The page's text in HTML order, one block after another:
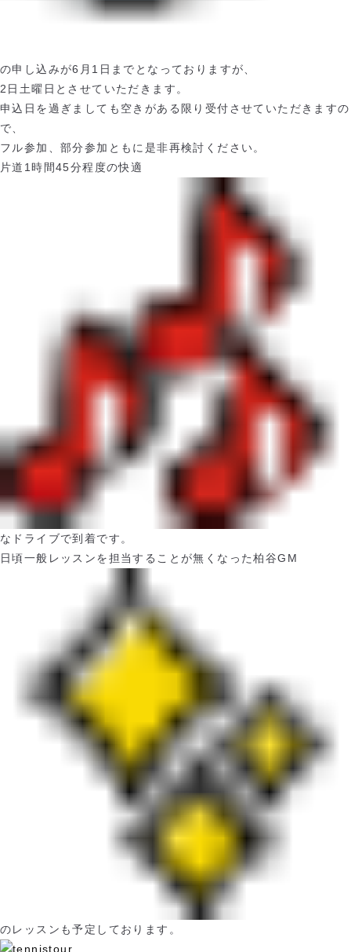
の申し込みが6 月 1 日までとなっておりますが、
2 日土曜日とさせていただきます。
申込日を過ぎましても空きがある限り受付させていただきますの
で、
フル参加、部分参加ともに是非再検討ください。
片道 1時間45分程度の快適
なドライブで到着です。
日頃一般レッスンを担当することが無くなった柏谷GM
のレッスンも予定しております。